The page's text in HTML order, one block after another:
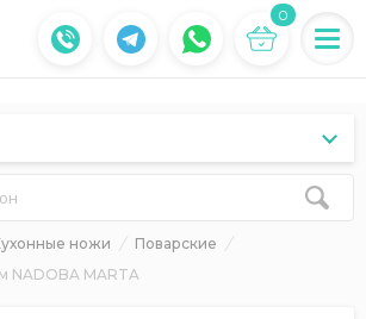
0
ножи
Поварские
NADOBA MARTA